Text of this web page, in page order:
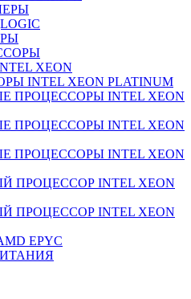
XEON
INTEL XEON PLATINUM
ПРОЦЕССОРЫ INTEL XEON
ПРОЦЕССОРЫ INTEL XEON
ПРОЦЕССОРЫ INTEL XEON
ПРОЦЕССОР INTEL XEON
ПРОЦЕССОР INTEL XEON
EPYC